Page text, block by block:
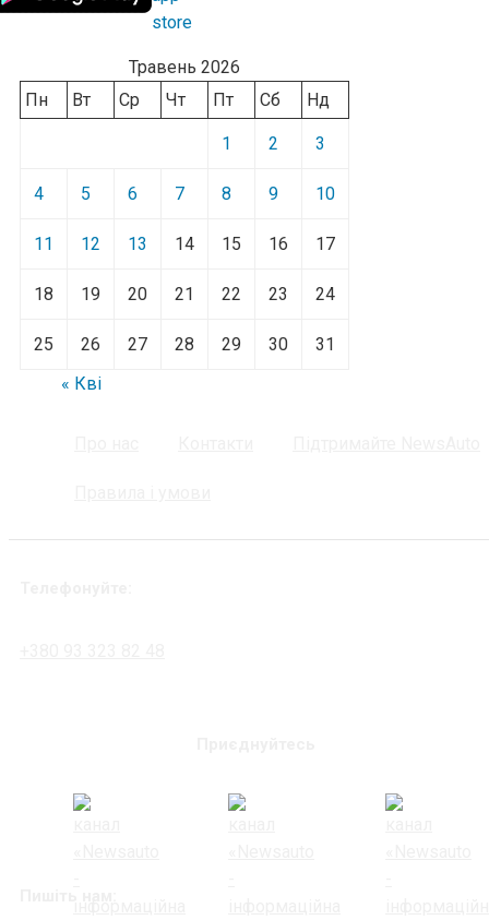
Травень 2026
Пн
Вт Ср Чт Пт Сб Нд
1 2 3
4 5 6 7 8 9 10
11 12 13 14 15 16 17
18 19 20 21 22 23 24
25 26 27 28 29 30
31
« Кві